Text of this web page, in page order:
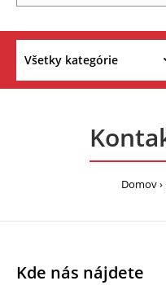
Domov
Kde nás nájdete